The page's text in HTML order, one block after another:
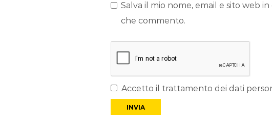
Salva il mio nome, email e sito web
che commento.
Accetto il trattamento dei dati